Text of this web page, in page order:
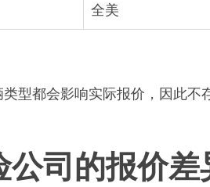
全美
型都会影响实际报价，因此不
司的报价差